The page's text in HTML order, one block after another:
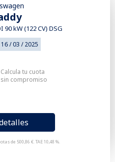
kW (122 CV) DSG
16 / 03 / 2025
de 500,86 €. TAE 10,48 %.
Calcula tu cuota
sin compromiso